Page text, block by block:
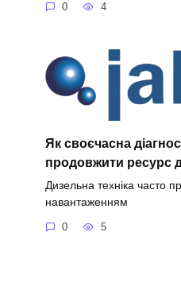
0 4
Як своєчасна
продовжити ресурс
Дизельна техніка часто
навантаженням
0 5